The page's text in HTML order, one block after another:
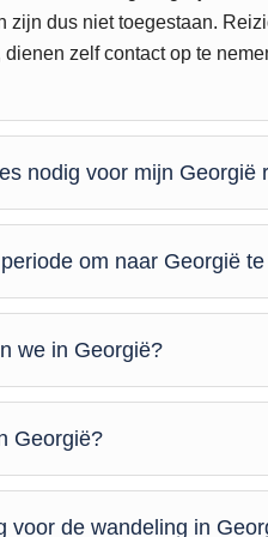
zijn dus niet toegestaan.
zelf contact op te
nodig voor mijn Georgië
om naar Georgië
we in Georgië?
Georgië?
voor de wandeling in